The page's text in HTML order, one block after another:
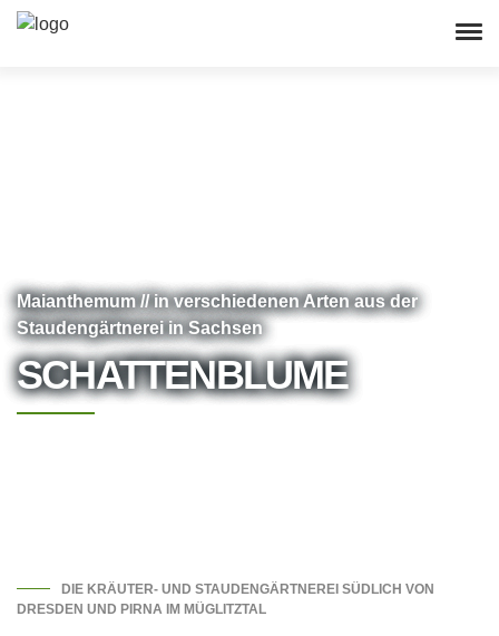
Maianthemum // in verschiedenen Arten aus der
Staudengärtnerei in Sachsen
SCHATTENBLUME
DIE KRÄUTER- UND STAUDENGÄRTNEREI SÜDLICH VON
DRESDEN UND PIRNA IM MÜGLITZTAL